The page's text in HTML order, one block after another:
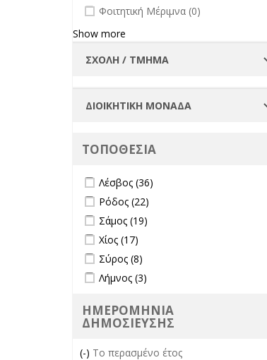
undefined
Φοιτητική Μέριμνα (0)
Show more
ΤΟΠΟΘΕΣΙΑ
Apply Λέσβος filter
Λέσβος (36)
Apply Ρόδος filter
Ρόδος (22)
Apply Σάμος filter
Σάμος (19)
Apply Χίος filter
Χίος (17)
Apply Σύρος filter
Σύρος (8)
Apply Λήμνος filter
Λήμνος (3)
ΗΜΕΡΟΜΗΝΙΑ
ΔΗΜΟΣΙΕΥΣΗΣ
(-) Remove Το περασμένο έτος filter
Το περασμένο έτος